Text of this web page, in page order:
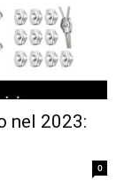
nel 2023:
0